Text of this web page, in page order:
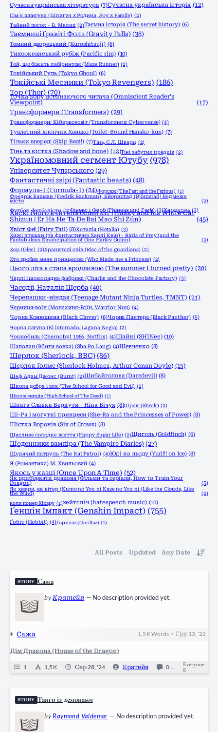
Сучасна українська література (7)Сучасна українська історія (12)
Сім'я шпигуна (Шпигун x Родина, Spy x Family) (2)
Тайний посол - В. Малик (2)Таємна історія (The secret history) (6)
Таємниці Ґравіті Фолз (Gravity Falls) (38)
Темний дворецький (Kuroshitsuji) (6)
Тихоокеанський рубіж (Pacific rim) (10)
Той, що біжить лабіринтом (Maze Runner) (2)
Токійський Гуль (Tokyo Ghoul) (6)
Токійські Месники (Tokyo Revengers) (186)
Тор (Thor) (70)
Точка зору всезнаючого читача (Omniscient Reader’s
Viewpoint)
(17)
Трансформери (Transformers) (29)
Трансформери: Кібервсесвіт (Transformers: Cyberverse) (4)
Туалетний хлопчик Ханако (Toilet-Bound Hanako-kun) (7)
Тільки вперед! (Skip Beat!) (7)Тінь, Є.Л. Шварц (2)
Тінь та кістка (Shadow and bone) (12)Тіні забутих предків (2)
Україномовний сегмент Ютубу (978)
Університет Чупарського (29)
Фантастичні звірі (Fantastic beasts) (48)
Формула-1 (Formula-1) (24)Форсаж (The Fast and the Furious) (1)
Фредрік Бакман (Fredrik Backman), Бйорнстад (Björnstad) Ведмеже
місто
(2)
Футбол, футболісти (2)Фінеас і Ферб (Phineas and Ferb) (3)Хардколь (3)
Хаскі і його вчитель білий кіт (Husky and his White Cat
Shizun | Er Ha He Ta De Bai Mao Shi Zun)
(45)
Хвіст Феї (Fairy Tail) (8)Хеталія (Hetalia) (3)
Хижі пташки (та фантастична Харлі Квін) - Birds of Prey (and the
Fantabulous Emancipation of One Harley Quinn)
(2)
Хор (Glee) (2)Хранителі снів (Rise of the guardians) (2)
Хто зробив мене принцесою (Who Made me a Princess) (2)
Цього літа я стала вродливою (The summer I turned pretty) (20)
Чарлі і шоколадна фабрика (Charlie and the Chocolate Factory) (3)
Часодії, Наталія Щерба (40)
Черепашки-ніндзя (Teenage Mutant Ninja Turtles, TMNT) (21)
Черниця-воiн (Монахиня-Воïн, Warrior Nun) (4)
Чорна Конюшина (Black Clover) (6)Чорна Пантера (Black Panther) (5)
Чорна лагуна (El internado. Laguna Negra) (2)
Чорнобиль (Chernobyl 1986, Netflix) (4)Шайні (SHINee) (10)
Шаполан (Вбити вовка) (Sha Po Lang) (4)Шевченко (8)
Шерлок (Sherlock, ВВС) (86)
Шерлок Голмс (Sherlock Holmes, Arthur Conan Doyle) (15)
Шеф Адам Джонс (Burnt) (2)Шибайголова (Daredevil) (8)
Школа добра і зла (The School for Good and Evil) (2)
Школа мерців (High School of The Dead) (1)
Шпага Славка Беркути - Ніна Бічуя (8)Шрек (Shrek) (2)
Ші-Ра і могутні принцеси (She-Ra and the Princesses of Power) (8)
Шістка Воронів (Six of Crows) (8)
Щасливе солодке життя (Happy Sugar Life) (2)Щиголь (Goldfinch) (6)
Щоденники вампіра (The Vampire Diaries) (27)
Щурячий патруль (The Rat Patrol) (4)Юрі на льоду (Yuri!!! on Ice) (8)
Я (Романтика) М. Хвильовий (4)
Якось у казці (Once Upon A Time) (52)
Як приборкати дракона (Фільми та серіали, How to Train Your
Dragon) (5)
Як хмари, як вітер (Kumo no You ni Kaze no You ni (Like the Clouds, Like
the Wind)
(2)
коли помер Хікару (1)хейтспіч (hatespeech music) (10)
Ґеншін Імпакт (Genshin Impact) (755)
Ґобіт (Hobbit) (4)Ґоріллаз (Gorillaz) (1)
All Posts Updated Any Date
STORY Сажа
byКратейя — No description provided yet.
Сажа 1,5 KWords •Гру 13, '22
Дім Дракона (House of the Dragon)
1 1,5 K Сер 28, '24 Кратейя 0 Ongoing
Everyone
E
STORY Танго із демонами
byRaymond Valdemar — No description provided yet.